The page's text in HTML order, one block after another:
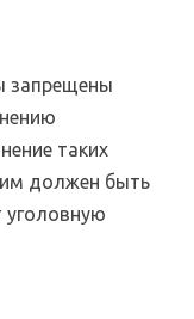
запрещены
таких
должен быть
уголовную